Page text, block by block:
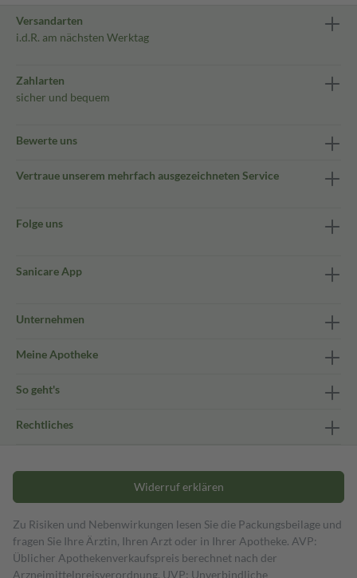
Versandarten
i.d.R. am nächsten Werktag
Zahlarten
sicher und bequem
Bewerte uns
Vertraue unserem mehrfach ausgezeichneten Service
Folge uns
Sanicare App
Unternehmen
Meine Apotheke
So geht's
Rechtliches
Widerruf erklären
Zu Risiken und Nebenwirkungen lesen Sie die Packungsbeilage und
fragen Sie Ihre Ärztin, Ihren Arzt oder in Ihrer Apotheke. AVP:
Üblicher Apothekenverkaufspreis berechnet nach der
Arzneimittelpreisverordnung. UVP: Unverbindliche